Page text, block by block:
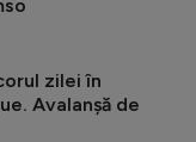
zilei în
Avalanșă de